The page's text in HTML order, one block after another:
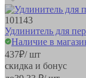
101143
Удлинитель для
Наличие в
437₽/ шт
скидка и бонус